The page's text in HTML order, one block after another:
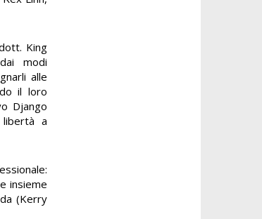
King
modi
alle
il loro
Django
libertà a
insieme
(Kerry